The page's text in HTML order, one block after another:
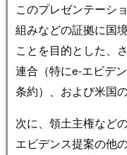
このプレゼンテーシ
組みなどの証拠に国
ことを目的とした、
連合（特にe-エビデ
条約）、および米国
次に、領土主権など
エビデンス提案の他